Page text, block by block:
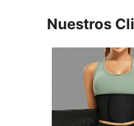
Nuestros